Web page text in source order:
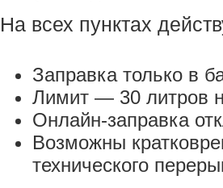
На всех пунктах
Заправка только в
Лимит — 30 литров
Онлайн-заправка
Возможны
технического